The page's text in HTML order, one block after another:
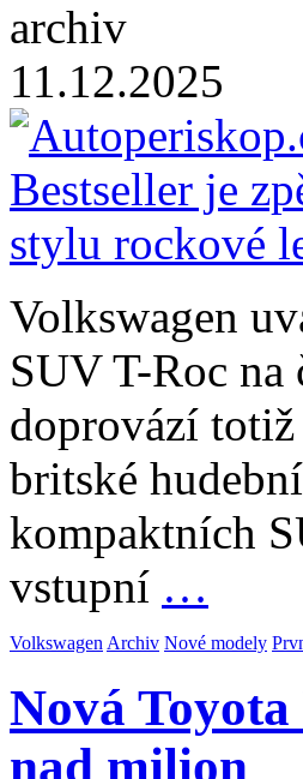
archiv
11.12.2025
Volkswagen
SUV T-Roc
doprovází
britské
kompaktních
vstupní …
Volkswagen Archiv Nové modely
Nová
nad milion